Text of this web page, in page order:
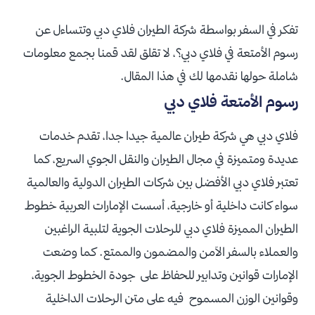
تفكر في السفر بواسطة شركة الطيران فلاي دبي وتتساءل عن
رسوم الأمتعة في فلاي دبي؟، لا تقلق لقد قمنا بجمع معلومات
شاملة حولها نقدمها لك في هذا المقال.
رسوم الأمتعة فلاي دبي
فلاي دبي هي شركة طيران عالمية جيدا جدا، تقدم خدمات
عديدة ومتميزة في مجال الطيران والنقل الجوي السريع، كما
تعتبر فلاي دبي الأفضل بين شركات الطيران الدولية والعالمية
سواء كانت داخلية أو خارجية، أسست الإمارات العربية خطوط
الطيران المميزة فلاي دبي للرحلات الجوية لتلبية الراغبين
والعملاء بالسفر الآمن والمضمون والممتع. كما وضعت
الإمارات قوانين وتدابير للحفاظ على جودة الخطوط الجوية،
وقوانين الوزن المسموح فيه على متن الرحلات الداخلية